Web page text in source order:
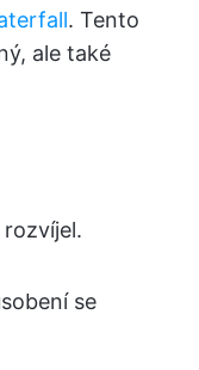
. Tento
ale také
se